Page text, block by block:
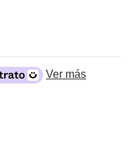
Ver más